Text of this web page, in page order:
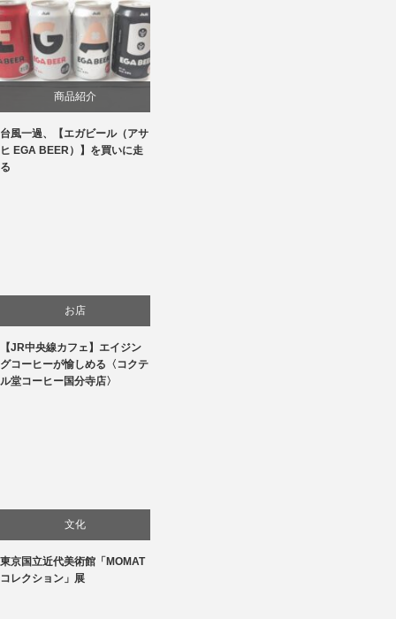
商品紹介
台風一過、【エガビール（アサ
ヒ EGA BEER）】を買いに走
る
お店
贈り物・プレゼント
【JR中央線カフェ】エイジン
グコーヒーが愉しめる〈コクテ
ル堂コーヒー国分寺店〉
文化
美術展・美術館・博物館巡り
東京国立近代美術館「MOMAT
コレクション」展